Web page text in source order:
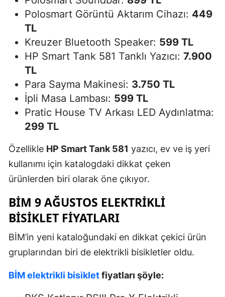
Polosmart Görüntü Aktarım Cihazı: 449
TL
Kreuzer Bluetooth Speaker: 599 TL
HP Smart Tank 581 Tanklı Yazıcı: 7.900
TL
Para Sayma Makinesi: 3.750 TL
İpli Masa Lambası: 599 TL
Pratic House TV Arkası LED Aydınlatma:
299 TL
Özellikle HP Smart Tank 581 yazıcı, ev ve iş yeri
kullanımı için katalogdaki dikkat çeken
ürünlerden biri olarak öne çıkıyor.
BİM 9 AĞUSTOS ELEKTRIKLI
BISIKLET FIYATLARI
BİM’in yeni kataloğundaki en dikkat çekici ürün
gruplarından biri de elektrikli bisikletler oldu.
BİM elektrikli bisikletfiyatları şöyle: